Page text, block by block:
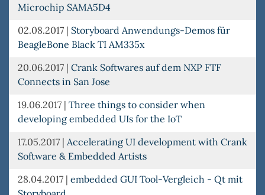
Microchip SAMA5D4
02.08.2017 | Storyboard Anwendungs-Demos für
BeagleBone Black TI AM335x
20.06.2017 | Crank Softwares auf dem NXP FTF
Connects in San Jose
19.06.2017 | Three things to consider when
developing embedded UIs for the IoT
17.05.2017 | Accelerating UI development with Crank
Software & Embedded Artists
28.04.2017 | embedded GUI Tool-Vergleich - Qt mit